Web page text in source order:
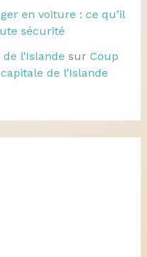
en voiture : ce qu’il
sécurité
l’Islande sur Coup
de l’Islande